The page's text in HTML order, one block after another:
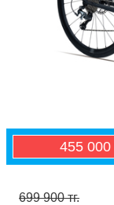
455 000
699 900 тг.